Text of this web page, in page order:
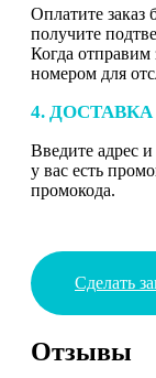
Оплатите заказ
получите
Когда отправим
номером для
4.
Введите адрес
у вас есть
промокода.
Сделать
Отзывы